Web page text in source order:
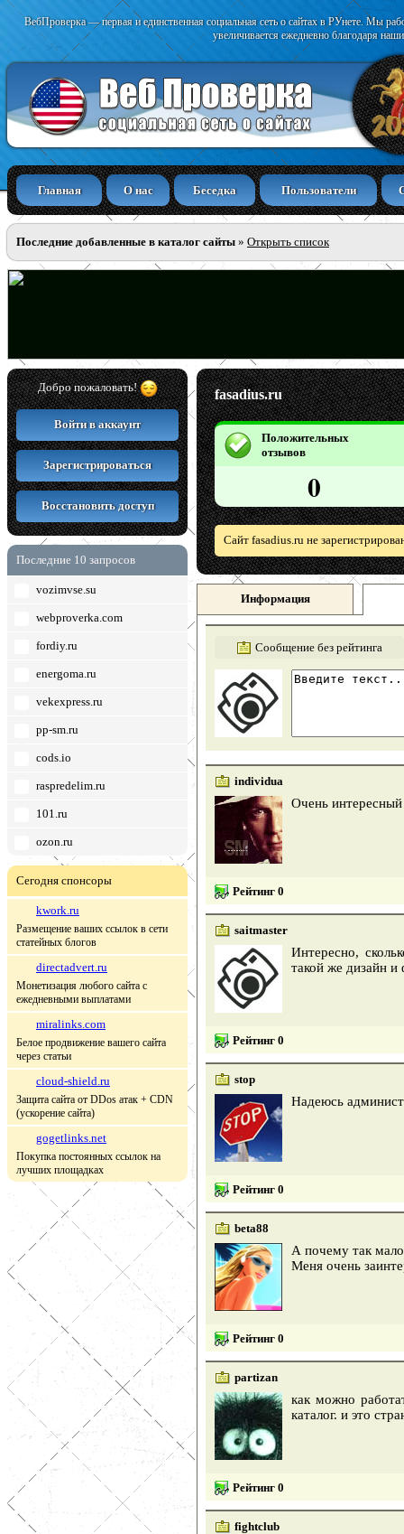
ВебПроверка — первая и единственная социальная сеть о сайтах в РУнете. Мы
увеличивается ежедневно благодаря
Главная О нас Беседка Пользователи
Последние добавленные в каталог сайты » Открыть список
Добро пожаловать!
Войти в аккаунт
Зарегистрироваться
Восстановить доступ
Последние 10 запросов
vozimvse.su
webproverka.com
fordiy.ru
energoma.ru
vekexpress.ru
pp-sm.ru
cods.io
raspredelim.ru
101.ru
ozon.ru
Сегодня спонсоры
kwork.ru
Размещение ваших ссылок в сети
статейных блогов
directadvert.ru
Монетизация любого сайта с
ежедневными выплатами
miralinks.com
Белое продвижение вашего сайта
через статьи
cloud-shield.ru
Защита сайта от DDos атак + CDN
(ускорение сайта)
gogetlinks.net
Покупка постоянных ссылок на
лучших площадках
fasadius.ru
Положительных
отзывов
0
Сайт fasadius.ru не
Информация
Сообщение без рейтинга
individua
Очень
Рейтинг 0
saitmaster
Интересно,
такой же дизайн
Рейтинг 0
stop
Надеюсь
Рейтинг 0
beta88
А почему так мало
Меня очень
Рейтинг 0
partizan
как можно
каталог. и это
Рейтинг 0
fightclub